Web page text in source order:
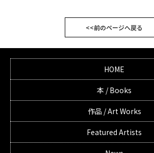
<<前のページへ戻る
HOME
本 / Books
作品 / Art Works
Featured Artists